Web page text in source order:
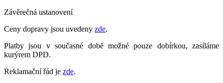
Závěrečná ustanovení
Ceny dopravy jsou uvedeny zde.
Platby jsou v současné době možné pouze dobírkou, zasíláme
kurýrem DPD.
Reklamační řád je zde.